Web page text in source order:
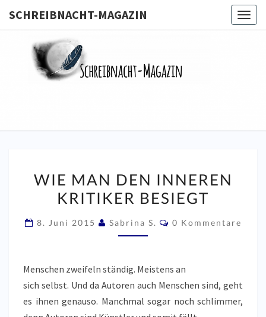
SCHREIBNACHT-MAGAZIN
MAN
DEN
KRITIKER
WIE MAN DEN INNEREN
KRITIKER BESIEGT
8. Juni 2015 Sabrina S. Kommentare
0 Kommentare
Menschen zweifeln ständig. Meistens an
sich selbst. Und da Autoren auch Menschen sind, geht
es ihnen genauso. Manchmal sogar noch schlimmer,